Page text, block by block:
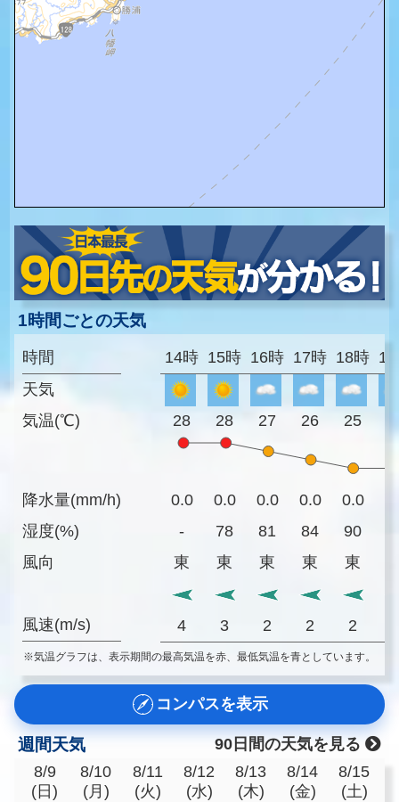
1時間ごとの天気
時間
天気
気温(℃)
降水量(mm/h)
湿度(%)
風向
風速(m/s)
14時 15時 16時 17時 18時
28 28 27 26 25
0.0 0.0 0.0 0.0 0.0
-
78 81 84 90
東
東 東 東 東
4 3 2 2 2
※気温グラフは、表示期間の最高気温を赤、最低気温を青としています。
コンパスを表示
週間天気
90日間の天気を見る
8/9
(日)
8/10
(月)
8/11
(火)
8/12
(水)
8/13
(木)
8/14
(金)
8/15
(土)